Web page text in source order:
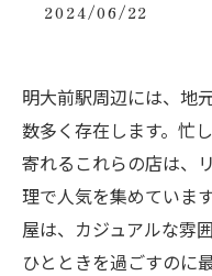
2024/06/22
明大前駅周辺には、地
数多く存在します。忙
寄れるこれらの店は、
理で人気を集めていま
屋は、カジュアルな雰
ひとときを過ごすのに